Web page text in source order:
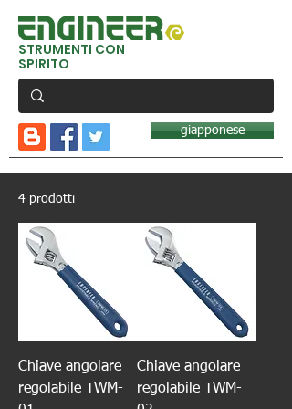
STRUMENTI CON
SPIRITO
giapponese
4 prodotti
Chiave angolare
regolabile TWM-
Chiave angolare
regolabile TWM-